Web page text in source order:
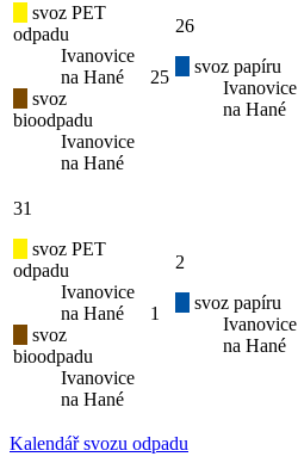
svoz PET
odpadu
Ivanovice
na Hané
svoz
bioodpadu
Ivanovice
na Hané
25
26
svoz papíru
Ivanovice
na Hané
31
svoz PET
odpadu
Ivanovice
na Hané
svoz
bioodpadu
Ivanovice
na Hané
1
2
svoz papíru
Ivanovice
na Hané
Kalendář svozu odpadu